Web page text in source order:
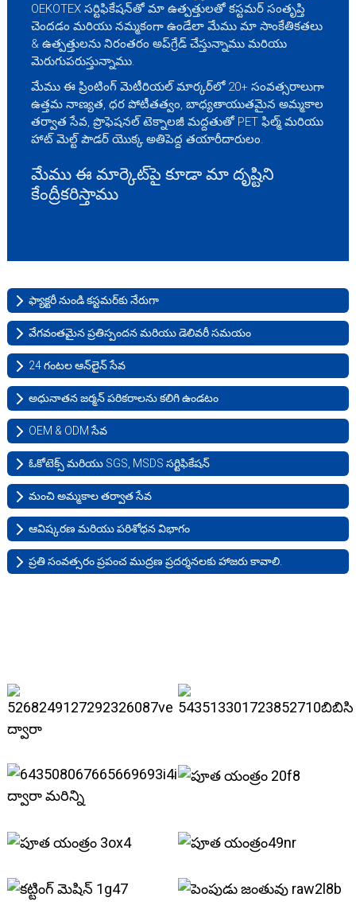
OEKOTEX సర్టిఫికేషన్‌తో మా ఉత్పత్తులతో కస్టమర్ సంతృప్తి
చెందడం మరియు నమ్మకంగా ఉండేలా మేము మా సాంకేతికతలు
& ఉత్పత్తులను నిరంతరం అప్‌గ్రేడ్ చేస్తున్నాము మరియు
మెరుగుపరుస్తున్నాము.
మేము ఈ ప్రింటింగ్ మెటీరియల్ మార్కర్‌లో 20+ సంవత్సరాలుగా
ఉత్తమ నాణ్యత, ధర పోటీతత్వం, బాధ్యతాయుతమైన అమ్మకాల
తర్వాత సేవ, ప్రొఫెషనల్ టెక్నాలజీ మద్దతుతో PET ఫిల్మ్ మరియు
హాట్ మెల్ట్ పౌడర్ యొక్క అతిపెద్ద తయారీదారులం.
మేము ఈ మార్కెట్‌పై కూడా మా దృష్టిని
కేంద్రీకరిస్తాము
ఫ్యాక్టరీ నుండి కస్టమర్‌కు నేరుగా
వేగవంతమైన ప్రతిస్పందన మరియు డెలివరీ సమయం
24 గంటల ఆన్‌లైన్ సేవ
అధునాతన జర్మన్ పరికరాలను కలిగి ఉండటం
OEM & ODM సేవ
ఓకోటెక్స్ మరియు SGS, MSDS సర్టిఫికేషన్
మంచి అమ్మకాల తర్వాత సేవ
ఆవిష్కరణ మరియు పరిశోధన విభాగం
ప్రతి సంవత్సరం ప్రపంచ ముద్రణ ప్రదర్శనలకు హాజరు కావాలి.